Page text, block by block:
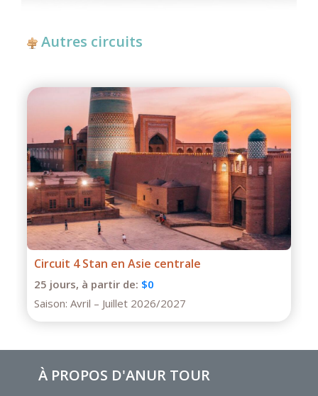
Autres circuits
Vers Altyn Emel et le canyon de Charyn
3 jours,à partir de: $0
Saison: Printemps – Été – Automne
À PROPOS D'ANUR TOUR